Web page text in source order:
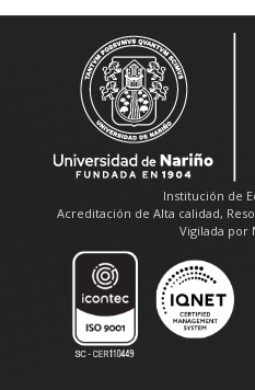
Institución de
Acreditación de Alta calidad,
Vigilada por